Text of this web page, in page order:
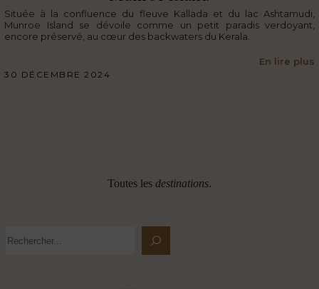
Située à la confluence du fleuve Kallada et du lac Ashtamudi,
Munroe Island se dévoile comme un petit paradis verdoyant,
encore préservé, au cœur des backwaters du Kerala.
En lire plus
30 DÉCEMBRE 2024
Toutes les destinations.